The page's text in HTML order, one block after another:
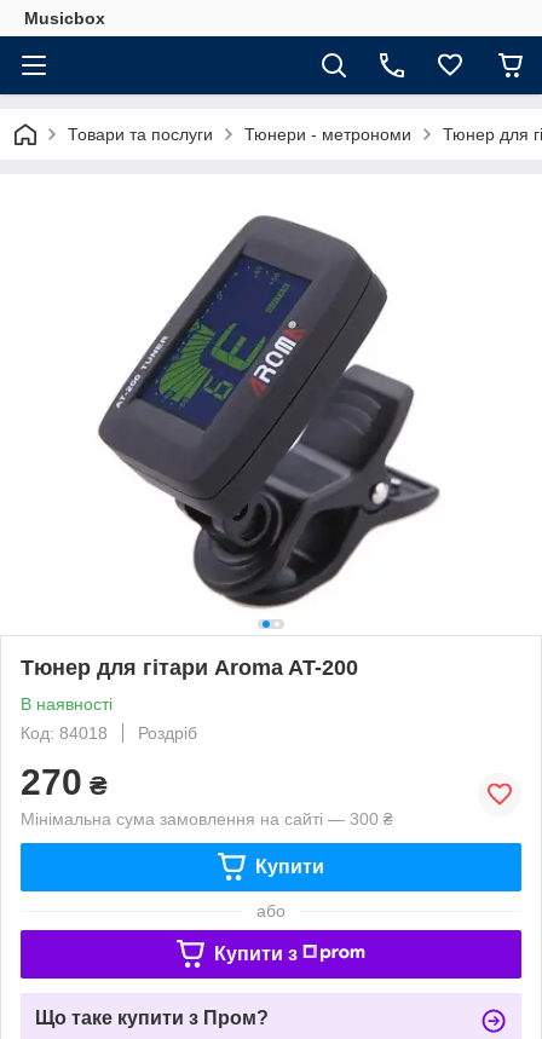
Musicbox
Товари та послуги Тюнери - метрономи Тюнер для
Тюнер для гітари Aroma AT-200
В наявності
Код: 84018
Роздріб
270 ₴
Мінімальна сума замовлення на сайті — 300 ₴
Купити
або
Купити з
Що таке купити з Пром?